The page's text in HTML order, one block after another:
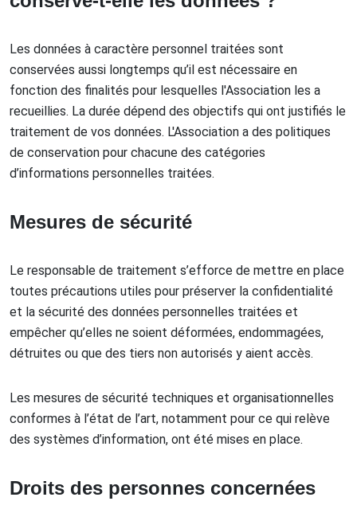
Les données à caractère personnel traitées sont
conservées aussi longtemps qu’il est nécessaire en
fonction des finalités pour lesquelles l'Association les a
recueillies. La durée dépend des objectifs qui ont justifiés le
traitement de vos données. L'Association a des politiques
de conservation pour chacune des catégories
d’informations personnelles traitées.
Mesures de sécurité
Le responsable de traitement s’efforce de mettre en place
toutes précautions utiles pour préserver la confidentialité
et la sécurité des données personnelles traitées et
empêcher qu’elles ne soient déformées, endommagées,
détruites ou que des tiers non autorisés y aient accès.
Les mesures de sécurité techniques et organisationnelles
conformes à l’état de l’art, notamment pour ce qui relève
des systèmes d’information, ont été mises en place.
Droits des personnes concernées